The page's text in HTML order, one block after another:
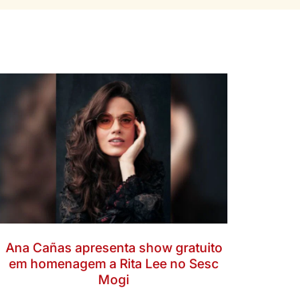
Ana Cañas apresenta show gratuito
em homenagem a Rita Lee no Sesc
Mogi